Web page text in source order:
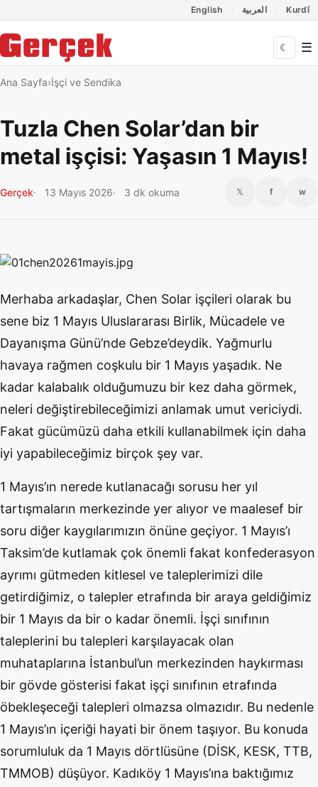
English العربية Kurdî
☾ ☰
Ana Sayfa İşçi ve Sendika
Tuzla Chen Solar’dan bir
metal işçisi: Yaşasın 1 Mayıs!
Gerçek 13 Mayıs 2026 3 dk okuma 𝕏 f w
Merhaba arkadaşlar, Chen Solar işçileri olarak bu
sene biz 1 Mayıs Uluslararası Birlik, Mücadele ve
Dayanışma Günü’nde Gebze’deydik. Yağmurlu
havaya rağmen coşkulu bir 1 Mayıs yaşadık. Ne
kadar kalabalık olduğumuzu bir kez daha görmek,
neleri değiştirebileceğimizi anlamak umut vericiydi.
Fakat gücümüzü daha etkili kullanabilmek için daha
iyi yapabileceğimiz birçok şey var.
1 Mayıs’ın nerede kutlanacağı sorusu her yıl
tartışmaların merkezinde yer alıyor ve maalesef bir
soru diğer kaygılarımızın önüne geçiyor. 1 Mayıs’ı
Taksim’de kutlamak çok önemli fakat konfederasyon
ayrımı gütmeden kitlesel ve taleplerimizi dile
getirdiğimiz, o talepler etrafında bir araya geldiğimiz
bir 1 Mayıs da bir o kadar önemli. İşçi sınıfının
taleplerini bu talepleri karşılayacak olan
muhataplarına İstanbul’un merkezinden haykırması
bir gövde gösterisi fakat işçi sınıfının etrafında
öbekleşeceği talepleri olmazsa olmazıdır. Bu nedenle
1 Mayıs’ın içeriği hayati bir önem taşıyor. Bu konuda
sorumluluk da 1 Mayıs dörtlüsüne (DİSK, KESK, TTB,
TMMOB) düşüyor. Kadıköy 1 Mayıs’ına baktığımız